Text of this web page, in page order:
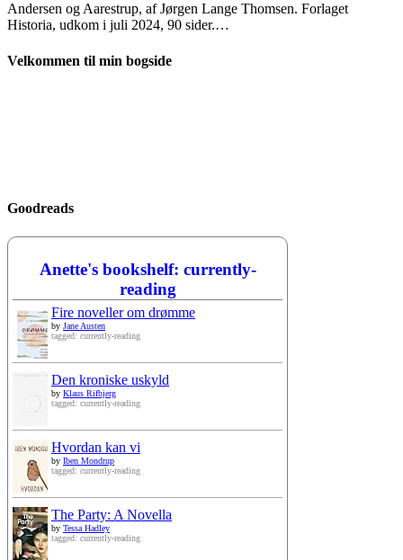
Andersen og Aarestrup, af Jørgen Lange Thomsen. Forlaget
Historia, udkom i juli 2024, 90 sider.…
Velkommen til min bogside
Goodreads
Anette's bookshelf: currently-
reading
Fire noveller om drømme
by Jane Austen
tagged: currently-reading
Den kroniske uskyld
by Klaus Rifbjerg
tagged: currently-reading
Hvordan kan vi
by Iben Mondrup
tagged: currently-reading
The Party: A Novella
by Tessa Hadley
tagged: currently-reading